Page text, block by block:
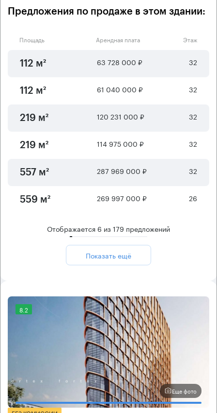
Предложения по продаже в этом здании:
Площадь Арендная плата Этаж
112 м² 63 728 000 ₽ 32
112 м² 61 040 000 ₽ 32
219 м² 120 231 000 ₽ 32
219 м² 114 975 000 ₽ 32
557 м² 287 969 000 ₽ 32
559 м² 269 997 000 ₽ 26
Отображается 6 из179 предложений
Показать ещё
8.2
Еще фото